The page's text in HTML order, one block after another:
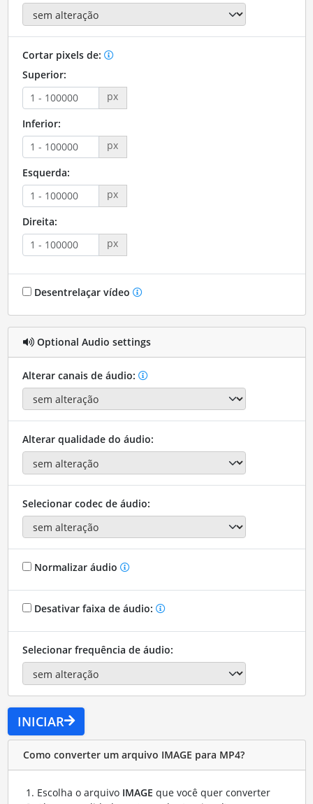
Cortar pixels de:
Superior:
px
Inferior:
px
Esquerda:
px
Direita:
px
Desentrelaçar vídeo
Optional Audio settings
Alterar canais de áudio:
Alterar qualidade do áudio:
Selecionar codec de áudio:
Normalizar áudio
Desativar faixa de áudio:
Selecionar frequência de áudio:
INICIAR
Como converter um arquivo IMAGE para MP4?
Escolha o arquivo IMAGE que você quer converter